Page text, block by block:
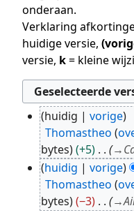
onderaan.
Verklaring
huidige versie,
versie, k= kleine
21
okt
2017
huidig vorige
Thomastheo
bytes
+5 →
huidig
vorige
Thomastheo
bytes
−3 →